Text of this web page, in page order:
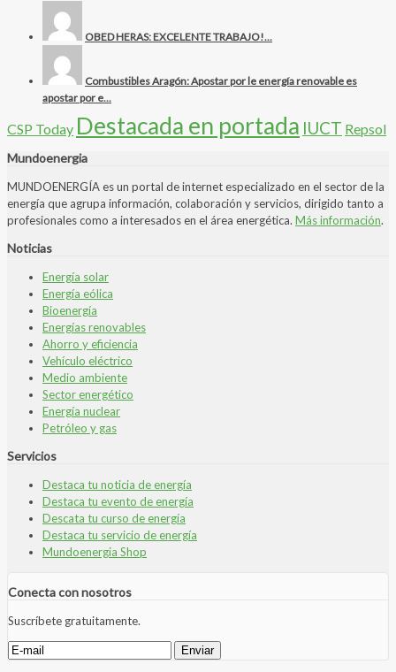
OBED HERAS: EXCELENTE TRABAJO!...
Combustibles Aragón: Apostar por le energía renovable es
apostar por e...
CSP Today Destacada en portada IUCT Repsol
Mundoenergia
MUNDOENERGÍA es un portal de internet especializado en el sector de la
energía que agrupa información, colaboración y servicios, dirigido tanto a
profesionales como a interesados en el área energética. Más información.
Noticias
Energía solar
Energía eólica
Bioenergía
Energías renovables
Ahorro y eficiencia
Vehículo eléctrico
Medio ambiente
Sector energético
Energía nuclear
Petróleo y gas
Servicios
Destaca tu noticia de energía
Destaca tu evento de energía
Descata tu curso de energía
Destaca tu servicio de energía
Mundoenergia Shop
Conecta con nosotros
Suscríbete gratuitamente.